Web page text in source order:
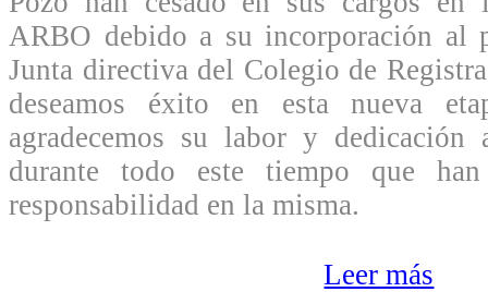
ARBO debido a su incorporación al
Junta directiva del Colegio de
deseamos éxito en esta nueva
agradecemos su labor y dedicación
durante todo este tiempo que
responsabilidad en la misma.
Leer más